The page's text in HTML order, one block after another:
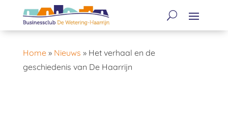
Home» Nieuws » Het verhaal en de
geschiedenis van De Haarrijn